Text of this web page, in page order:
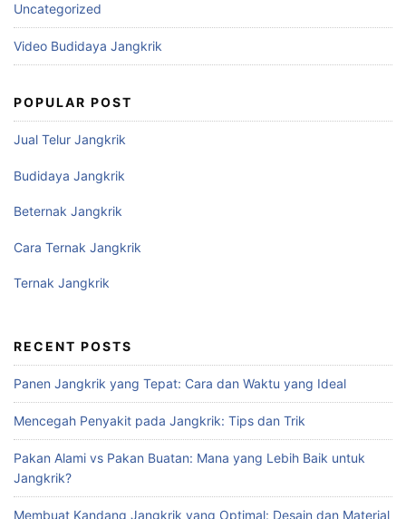
Uncategorized
Video Budidaya Jangkrik
POPULAR POST
Jual Telur Jangkrik
Budidaya Jangkrik
Beternak Jangkrik
Cara Ternak Jangkrik
Ternak Jangkrik
RECENT POSTS
Panen Jangkrik yang Tepat: Cara dan Waktu yang Ideal
Mencegah Penyakit pada Jangkrik: Tips dan Trik
Pakan Alami vs Pakan Buatan: Mana yang Lebih Baik untuk
Jangkrik?
Membuat Kandang Jangkrik yang Optimal: Desain dan Material